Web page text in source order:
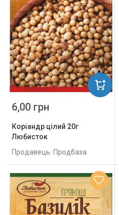
Коріандр цілий 20г
Любисток
Продавець: Продбаза
6,00 грн